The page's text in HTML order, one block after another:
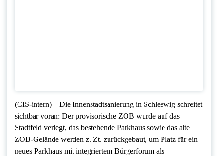
(CIS-intern) – Die Innenstadtsanierung in Schleswig schreitet
sichtbar voran: Der provisorische ZOB wurde auf das
Stadtfeld verlegt, das bestehende Parkhaus sowie das alte
ZOB-Gelände werden z. Zt. zurückgebaut, um Platz für ein
neues Parkhaus mit integriertem Bürgerforum als